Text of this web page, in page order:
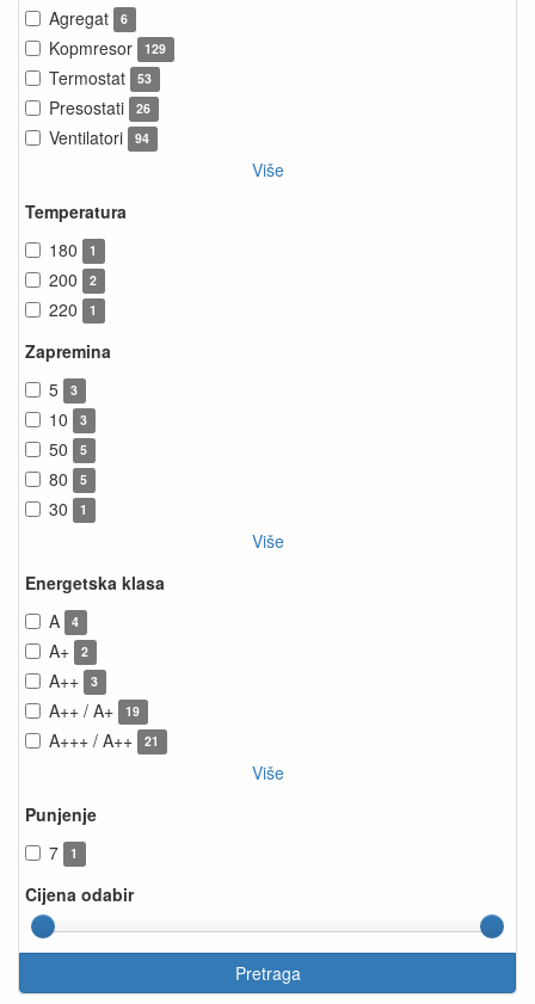
Agregat 6
Kopmresor 129
Termostat 53
Presostati 26
Ventilatori 94
Više
Temperatura
180
1
200 2
220 1
Zapremina
5
3
10 3
50 5
80 5
30 1
Više
Energetska klasa
A
4
A+ 2
A++ 3
A++ / A+ 19
A+++ / A++ 21
Više
Punjenje
7
1
Cijena odabir
Pretraga